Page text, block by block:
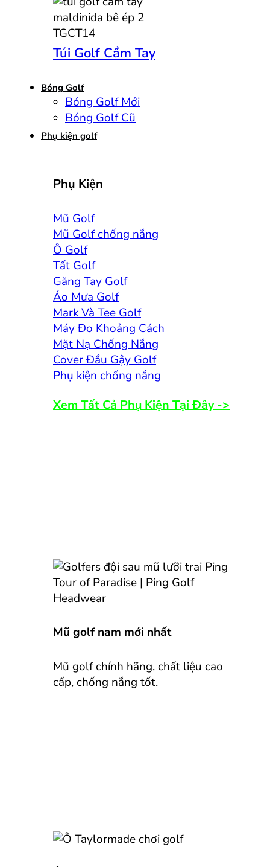
Túi Golf Cầm Tay
Bóng Golf
Bóng Golf Mới
Bóng Golf Cũ
Phụ kiện golf
Phụ Kiện
Mũ Golf
Mũ Golf chống nắng
Ô Golf
Tất Golf
Găng Tay Golf
Áo Mưa Golf
Mark Và Tee Golf
Máy Đo Khoảng Cách
Mặt Nạ Chống Nắng
Cover Đầu Gậy Golf
Phụ kiện chống nắng
Xem Tất Cả Phụ Kiện Tại Đây ->
Mũ golf nam mới nhất
Mũ golf chính hãng, chất liệu cao
cấp, chống nắng tốt.